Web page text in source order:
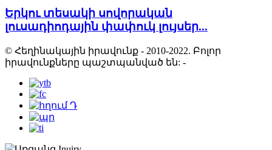
Երկու տեսակի սովորական
լուսադիոդային փափուկ լույսեր...
© Հեղինակային իրավունք - 2010-2022. Բոլոր
իրավունքները պաշտպանված են: -